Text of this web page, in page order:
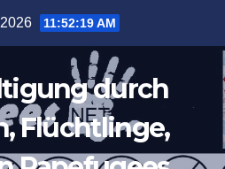
11:52:20 AM
durch
Flüchtlinge,